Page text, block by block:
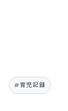
#育児記録